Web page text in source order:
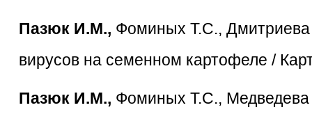
Пазюк И.М., Фоминых Т.С.,
вирусов на семенном картофеле /
Пазюк И.М., Фоминых Т.С.,